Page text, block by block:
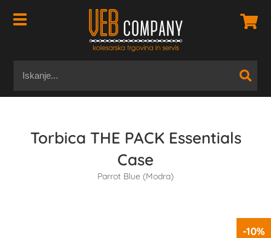
Torbica THE PACK Essentials
Case
Parrot Blue (Modra)
-10%